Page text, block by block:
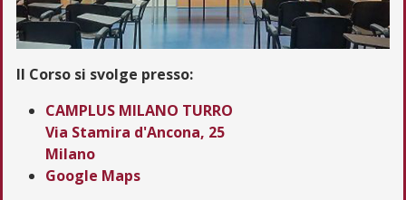
Il Corso si svolge presso:
CAMPLUS MILANO TURRO
Via Stamira d'Ancona, 25
Milano
Google Maps